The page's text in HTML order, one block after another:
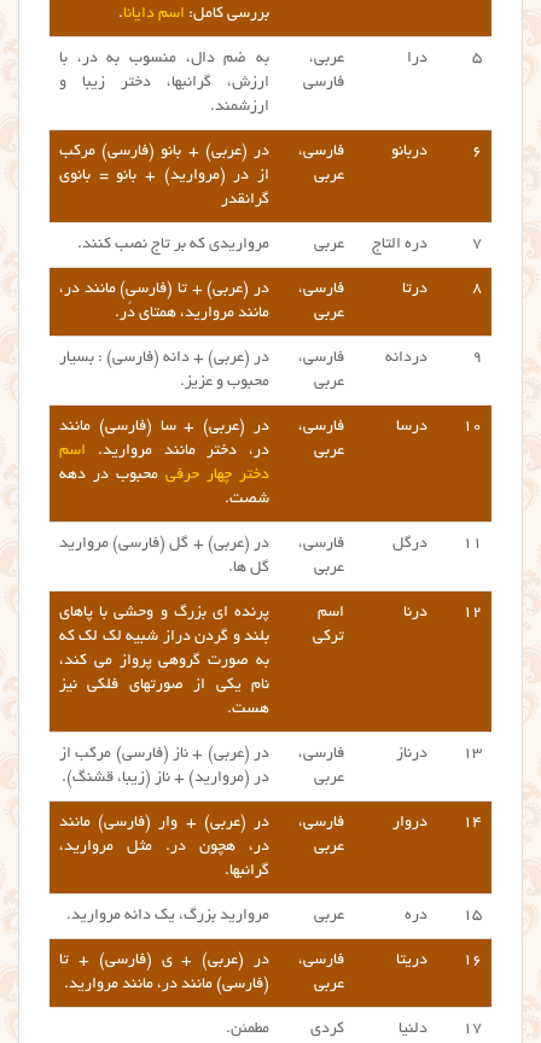
بررسی کامل: اسم دایانا.
۵ درا
عربی،
فارسی
به ضم دال، منسوب به در، با
ارزش، گرانبها، دختر زیبا و
ارزشمند.
۶ دربانو
فارسی،
عربی
در (عربی) + بانو (فارسی) مرکب
از در (مروارید) + بانو = بانوی
گرانقدر
۷ دره التاج عربی مرواریدی که بر تاج نصب کنند.
۸ درتا
فارسی،
عربی
در (عربی) + تا (فارسی) مانند در،
مانند مروارید، همتای دُر.
۹ دردانه
فارسی،
عربی
در (عربی) + دانه (فارسی) : بسیار
محبوب و عزیز.
۱۰ درسا
فارسی،
عربی
در (عربی) + سا (فارسی) مانند
در، دختر مانند مروارید. اسم
دختر چهار حرفی محبوب در دهه
شصت.
۱۱ درگل
فارسی،
عربی
در (عربی) + گل (فارسی) مروارید
گل ها.
۱۲ درنا
اسم
ترکی
پرنده ای بزرگ و وحشی با پاهای
بلند و گردن دراز شبیه لک لک که
به صورت گروهی پرواز می کند،
نام یکی از صورتهای فلکی نیز
هست.
۱۳ درناز
فارسی،
عربی
در (عربی) + ناز (فارسی) مرکب از
در (مروارید) + ناز (زیبا، قشنگ).
۱۴ دروار
فارسی،
عربی
در (عربی) + وار (فارسی) مانند
در، هچون در. مثل مروارید،
گرانبها.
۱۵ دره عربی مروارید بزرگ، یک دانه مروارید.
۱۶ دریتا
فارسی،
عربی
در (عربی) + ی (فارسی) + تا
(فارسی) مانند در، مانند مروارید.
۱۷ دلنیا کردی مطمئن.